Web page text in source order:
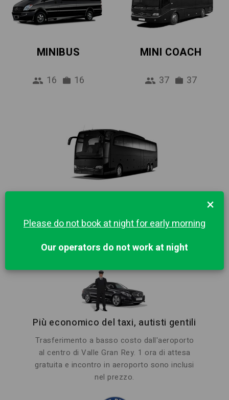
MINIBUS
16 16
MINI COACH
37 37
55 55
Più economico del taxi, autisti gentili
Trasferimento a basso costo dall'aeroporto
al centro di Valle Gran Rey. 1 ora di attesa
gratuita e incontro in aeroporto sono inclusi
nel prezzo.
×
Please do not book at night for early morning
Our operators do not work at night